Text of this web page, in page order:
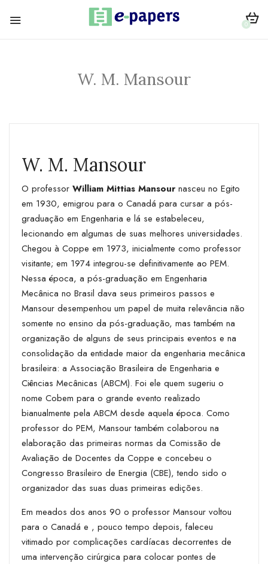
0
W. M. Mansour
W. M. Mansour
O professor William Mittias Mansournasceu no Egito
em 1930, emigrou para o Canadá para cursar a pós-
graduação em Engenharia e lá se estabeleceu,
lecionando em algumas de suas melhores universidades.
Chegou à Coppe em 1973, inicialmente como professor
visitante; em 1974 integrou-se definitivamente ao PEM.
Nessa época, a pós-graduação em Engenharia
Mecânica no Brasil dava seus primeiros passos e
Mansour desempenhou um papel de muita relevância não
somente no ensino da pós-graduação, mas também na
organização de alguns de seus principais eventos e na
consolidação da entidade maior da engenharia mecânica
brasileira: a Associação Brasileira de Engenharia e
Ciências Mecânicas (ABCM). Foi ele quem sugeriu o
nome Cobem para o grande evento realizado
bianualmente pela ABCM desde aquela época. Como
professor do PEM, Mansour também colaborou na
elaboração das primeiras normas da Comissão de
Avaliação de Docentes da Coppe e concebeu o
Congresso Brasileiro de Energia (CBE), tendo sido o
organizador das suas duas primeiras edições.
Em meados dos anos 90 o professor Mansour voltou
para o Canadá e , pouco tempo depois, faleceu
vitimado por complicações cardíacas decorrentes de
uma intervenção cirúrgica para colocar pontes de